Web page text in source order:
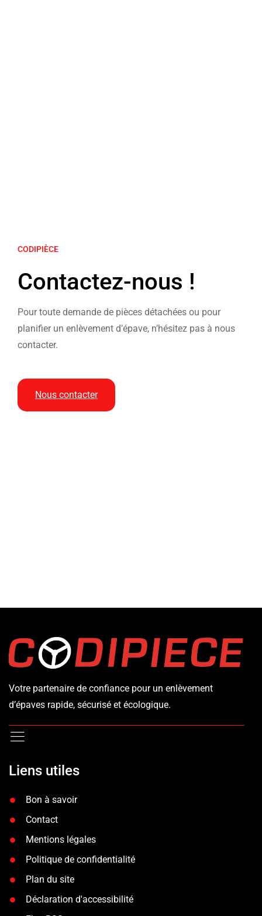
CODIPIÈCE
Contactez-nous !
Pour toute demande de pièces détachées ou pour
planifier un enlèvement d’épave, n’hésitez pas à nous
contacter.
Nous contacter
Votre partenaire de confiance pour un enlèvement
d’épaves rapide, sécurisé et écologique.
Liens utiles
Bon à savoir
Contact
Mentions légales
Politique de confidentialité
Plan du site
Déclaration d'accessibilité